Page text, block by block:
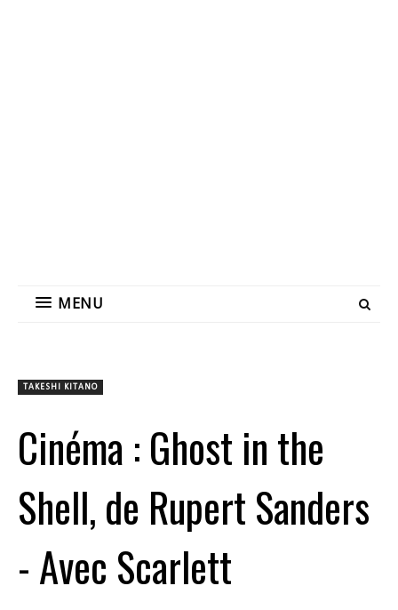
MENU
TAKESHI KITANO
Cinéma : Ghost in the
Shell, de Rupert Sanders
- Avec Scarlett